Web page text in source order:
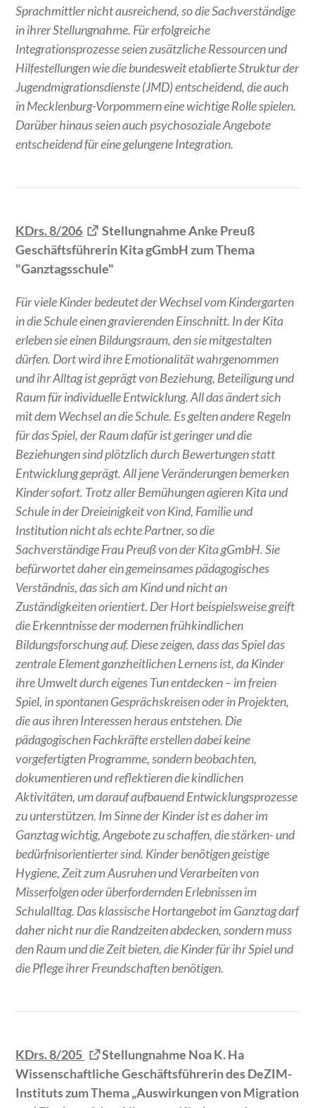
Sprachmittler nicht ausreichend, so die Sachverständige
in ihrer Stellungnahme. Für erfolgreiche
Integrationsprozesse seien zusätzliche Ressourcen und
Hilfestellungen wie die bundesweit etablierte Struktur der
Jugendmigrationsdienste (JMD) entscheidend, die auch
in Mecklenburg-Vorpommern eine wichtige Rolle spielen.
Darüber hinaus seien auch psychosoziale Angebote
entscheidend für eine gelungene Integration.
KDrs. 8/206
Stellungnahme Anke Preuß
Geschäftsführerin Kita gGmbH zum Thema
"Ganztagsschule"
Für viele Kinder bedeutet der Wechsel vom Kindergarten
in die Schule einen gravierenden Einschnitt. In der Kita
erleben sie einen Bildungsraum, den sie mitgestalten
dürfen. Dort wird ihre Emotionalität wahrgenommen
und ihr Alltag ist geprägt von Beziehung, Beteiligung und
Raum für individuelle Entwicklung. All das ändert sich
mit dem Wechsel an die Schule. Es gelten andere Regeln
für das Spiel, der Raum dafür ist geringer und die
Beziehungen sind plötzlich durch Bewertungen statt
Entwicklung geprägt. All jene Veränderungen bemerken
Kinder sofort. Trotz aller Bemühungen agieren Kita und
Schule in der Dreieinigkeit von Kind, Familie und
Institution nicht als echte Partner, so die
Sachverständige Frau Preuß von der Kita gGmbH. Sie
befürwortet daher ein gemeinsames pädagogisches
Verständnis, das sich am Kind und nicht an
Zuständigkeiten orientiert. Der Hort beispielsweise greift
die Erkenntnisse der modernen frühkindlichen
Bildungsforschung auf. Diese zeigen, dass das Spiel das
zentrale Element ganzheitlichen Lernens ist, da Kinder
ihre Umwelt durch eigenes Tun entdecken – im freien
Spiel, in spontanen Gesprächskreisen oder in Projekten,
die aus ihren Interessen heraus entstehen. Die
pädagogischen Fachkräfte erstellen dabei keine
vorgefertigten Programme, sondern beobachten,
dokumentieren und reflektieren die kindlichen
Aktivitäten, um darauf aufbauend Entwicklungsprozesse
zu unterstützen. Im Sinne der Kinder ist es daher im
Ganztag wichtig, Angebote zu schaffen, die stärken- und
bedürfnisorientierter sind. Kinder benötigen geistige
Hygiene, Zeit zum Ausruhen und Verarbeiten von
Misserfolgen oder überfordernden Erlebnissen im
Schulalltag. Das klassische Hortangebot im Ganztag darf
daher nicht nur die Randzeiten abdecken, sondern muss
den Raum und die Zeit bieten, die Kinder für ihr Spiel und
die Pflege ihrer Freundschaften benötigen.
KDrs. 8/205
Stellungnahme Noa K. Ha
Wissenschaftliche Geschäftsführerin des DeZIM-
Instituts zum Thema „Auswirkungen von Migration